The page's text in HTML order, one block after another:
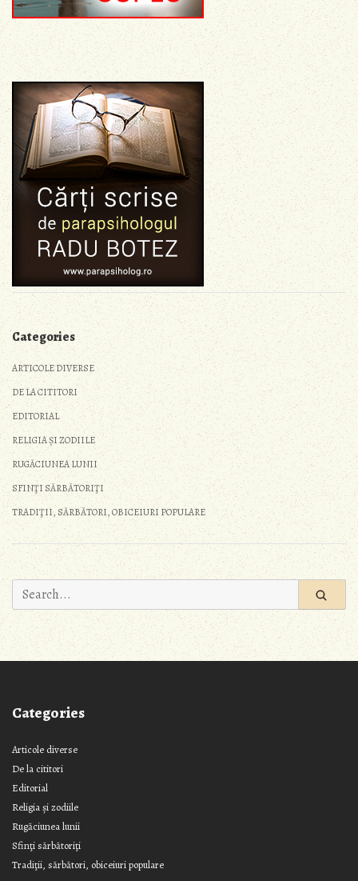
Categories
ARTICOLE DIVERSE
DE LA CITITORI
EDITORIAL
RELIGIA ȘI ZODIILE
RUGĂCIUNEA LUNII
SFINŢI SĂRBĂTORIŢI
TRADIŢII, SĂRBĂTORI, OBICEIURI POPULARE
Search
for:
Categories
Articole diverse
De la cititori
Editorial
Religia și zodiile
Rugăciunea lunii
Sfinţi sărbătoriţi
Tradiţii, sărbători, obiceiuri populare